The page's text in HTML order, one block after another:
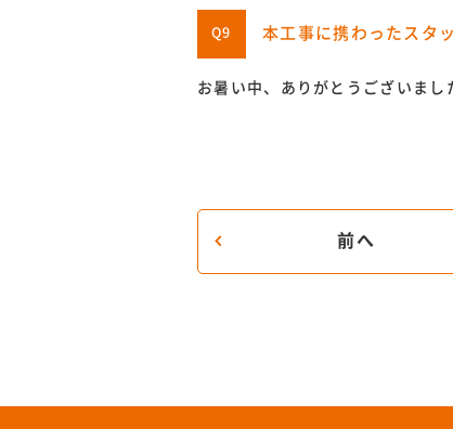
Q9 本工事に携わったスタ
お暑い中、ありがとうございまし
前へ